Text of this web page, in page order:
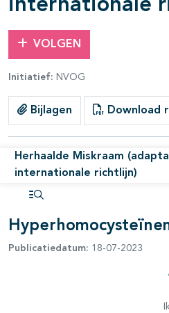
internationale
VOLGEN
Initiatief: NVOG
Bijlagen Download
Herhaalde Miskraam
internationale richtlijn)
open- en dichtklappen
open- en dichtklappen
open- en
Publicatiedatum: 18-07-2023